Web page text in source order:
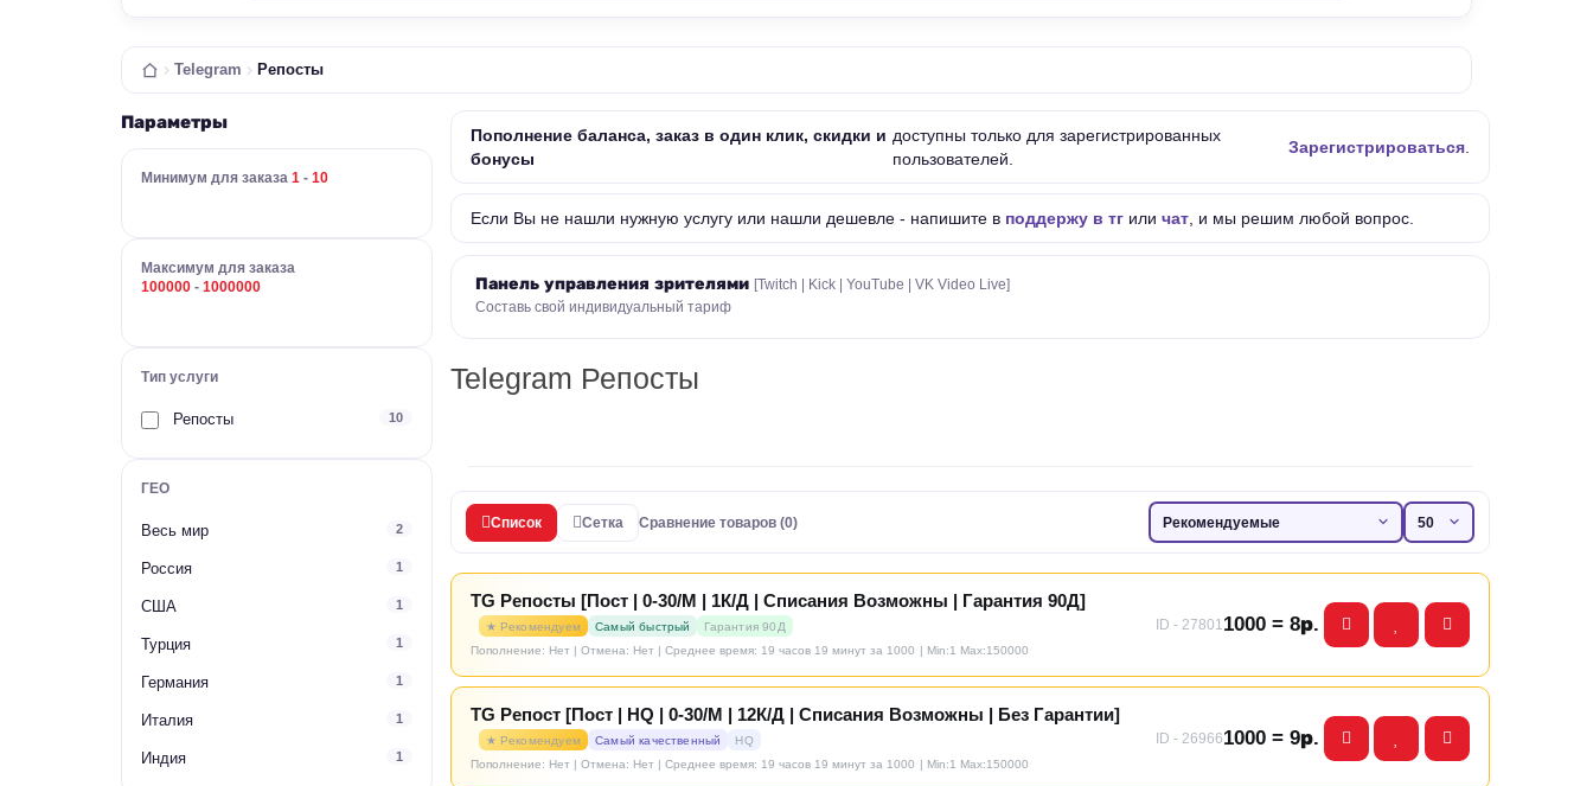
Telegram Репосты
Параметры
Минимум для заказа 1 - 10
Максимум для заказа
100000 - 1000000
Тип услуги
Репосты 10
ГЕО
Весь мир 2
Россия 1
США 1
Турция 1
Германия 1
Италия 1
Индия 1
Пополнение баланса, заказ в один клик, скидки и
бонусы
доступны только для зарегистрированных
пользователей.
Зарегистрироваться
Если Вы не нашли нужную услугу или нашли дешевле - напишите в поддержу в тгили чат, и мы решим любой вопрос.
Панель управления зрителями [Twitch | Kick | YouTube | VK Video Live]
Составь свой индивидуальный тариф
Telegram Репосты
Список Сетка Сравнение товаров (0)
TG Репосты [Пост | 0-30/М | 1К/Д | Списания Возможны | Гарантия 90Д]
★ Рекомендуем Самый быстрый
Гарантия 90Д
Пополнение: Нет | Отмена: Нет | Среднее время: 19 часов 19 минут за 1000 | Min:1 Max:150000
ID - 27801 1000 = 8р.
TG Репост [Пост | HQ | 0-30/М | 12К/Д | Списания Возможны | Без Гарантии]
★ Рекомендуем Самый качественный
HQ
Пополнение: Нет | Отмена: Нет | Среднее время: 19 часов 19 минут за 1000 | Min:1 Max:150000
ID - 269661000 = 9р.